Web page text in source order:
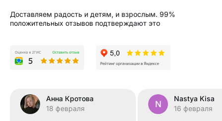
Доставляем радость и детям, и взрослым. 99%
положительных отзывов подтверждают это
Анна Кротова
18 февраля
N
Nastya Kisa
16 февраля